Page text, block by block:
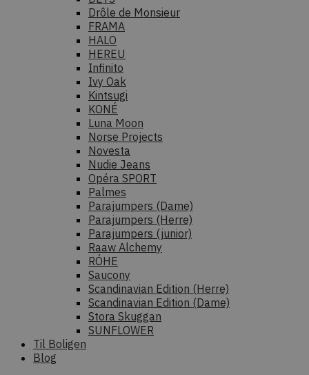
Drôle de Monsieur
FRAMA
HALO
HEREU
Infinito
Ivy Oak
Kintsugi
KONÉ
Luna Moon
Norse Projects
Novesta
Nudie Jeans
Opéra SPORT
Palmes
Parajumpers (Dame)
Parajumpers (Herre)
Parajumpers (junior)
Raaw Alchemy
RÓHE
Saucony
Scandinavian Edition (Herre)
Scandinavian Edition (Dame)
Stora Skuggan
SUNFLOWER
Til Boligen
Blog